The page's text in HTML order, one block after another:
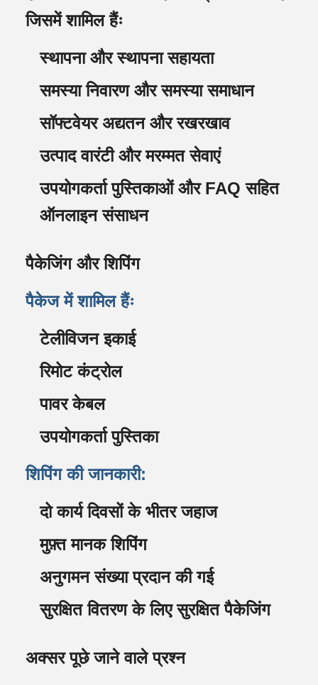
जिसमें शामिल हैंः
स्थापना और स्थापना सहायता
समस्या निवारण और समस्या समाधान
सॉफ्टवेयर अद्यतन और रखरखाव
उत्पाद वारंटी और मरम्मत सेवाएं
उपयोगकर्ता पुस्तिकाओं और FAQ सहित
ऑनलाइन संसाधन
पैकेजिंग और शिपिंग
पैकेज में शामिल हैंः
टेलीविजन इकाई
रिमोट कंट्रोल
पावर केबल
उपयोगकर्ता पुस्तिका
शिपिंग की जानकारी:
दो कार्य दिवसों के भीतर जहाज
मुफ़्त मानक शिपिंग
अनुगमन संख्या प्रदान की गई
सुरक्षित वितरण के लिए सुरक्षित पैकेजिंग
अक्सर पूछे जाने वाले प्रश्न